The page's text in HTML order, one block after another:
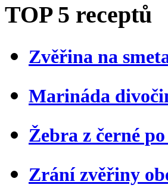
TOP 5 receptů
Zvěřina na
Marináda
Žebra z černé
Zrání zvěřiny